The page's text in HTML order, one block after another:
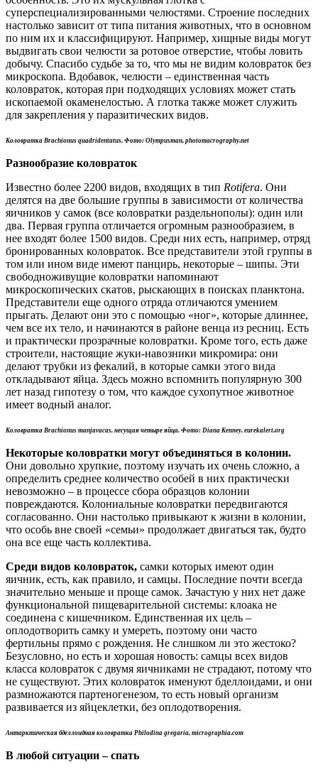
суперспециализированными челюстями. Строение последних
настолько зависит от типа питания животных, что в основном
по ним их и классифицируют. Например, хищные виды могут
выдвигать свои челюсти за ротовое отверстие, чтобы ловить
добычу. Спасибо судьбе за то, что мы не видим коловраток без
микроскопа. Вдобавок, челюсти – единственная часть
коловраток, которая при подходящих условиях может стать
ископаемой окаменелостью. А глотка также может служить
для закрепления у паразитических видов.
Коловратка Brachionus quadridentatus. Фото: Olympusman, photomacrography.net
Разнообразие коловраток
Известно более 2200 видов, входящих в тип Rotifera. Они
делятся на две большие группы в зависимости от количества
яичников у самок (все коловратки раздельнополы): один или
два. Первая группа отличается огромным разнообразием, в
нее входят более 1500 видов. Среди них есть, например, отряд
бронированных коловраток. Все представители этой группы в
том или ином виде имеют панцирь, некоторые – шипы. Эти
свободноживущие коловратки напоминают
микроскопических скатов, рыскающих в поисках планктона.
Представители еще одного отряда отличаются умением
прыгать. Делают они это с помощью «ног», которые длиннее,
чем все их тело, и начинаются в районе венца из ресниц. Есть
и практически прозрачные коловратки. Кроме того, есть даже
строители, настоящие жуки-навозники микромира: они
делают трубки из фекалий, в которые самки этого вида
откладывают яйца. Здесь можно вспомнить популярную 300
лет назад гипотезу о том, что каждое сухопутное животное
имеет водный аналог.
Коловратка Brachionus manjavacas, несущая четыре яйца. Фото: Diana Kenney, eurekalert.org
Некоторые коловратки могут объединяться в колонии.
Они довольно хрупкие, поэтому изучать их очень сложно, а
определить среднее количество особей в них практически
невозможно – в процессе сбора образцов колонии
повреждаются. Колониальные коловратки передвигаются
согласованно. Они настолько привыкают к жизни в колонии,
что особь вне своей «семьи» продолжает двигаться так, будто
она все еще часть коллектива.
Среди видов коловраток, самки которых имеют один
яичник, есть, как правило, и самцы. Последние почти всегда
значительно меньше и проще самок. Зачастую у них нет даже
функциональной пищеварительной системы: клоака не
соединена с кишечником. Единственная их цель –
оплодотворить самку и умереть, поэтому они часто
фертильны прямо с рождения. Не слишком ли это жестоко?
Безусловно, но есть и хорошая новость: самцы всех видов
класса коловраток с двумя яичниками не страдают, потому что
не существуют. Этих коловраток именуют бделлоидами, и они
размножаются партеногенезом, то есть новый организм
развивается из яйцеклетки, без оплодотворения.
Антарктическая бделлоидная коловратка Philodina gregaria, micrographia.com
В любой ситуации – спать